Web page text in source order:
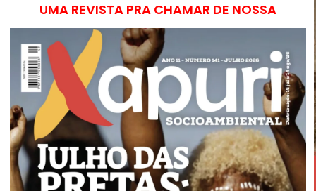
UMA REVISTA PRA CHAMAR DE NOSSA